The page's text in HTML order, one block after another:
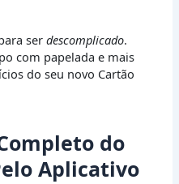
serdescomplicado.
com papelada e mais
do seu novo Cartão
do
Aplicativo